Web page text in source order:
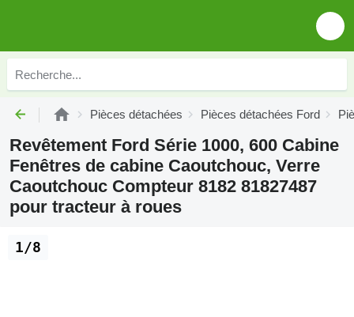
Pièces détachées Pièces détachées Ford
Revêtement Ford Série 1000, 600 Cabine
Fenêtres de cabine Caoutchouc, Verre
Caoutchouc Compteur 8182 81827487
pour tracteur à roues
1/8